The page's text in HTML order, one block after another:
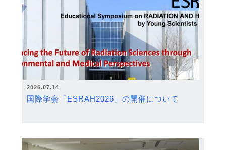
2026.07.14
国際学会「ESRAH2026」の開催について